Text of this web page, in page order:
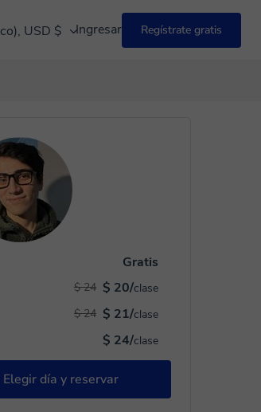
USD $ Ingresar Regístrate gratis
Gratis
$ 20/clase
$ 24
$ 21/clase
$ 24
$ 24/clase
Elegir día y reservar